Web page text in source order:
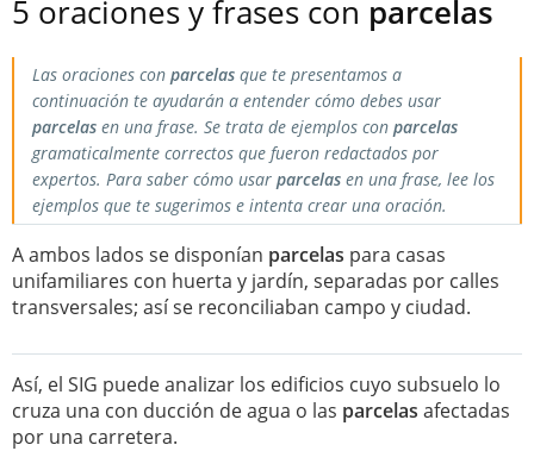
5 oraciones y frases con parcelas
Las oraciones con parcelas que te presentamos a
continuación te ayudarán a entender cómo debes usar
parcelas en una frase. Se trata de ejemplos con parcelas
gramaticalmente correctos que fueron redactados por
expertos. Para saber cómo usar parcelas en una frase, lee los
ejemplos que te sugerimos e intenta crear una oración.
A ambos lados se disponían parcelas para casas
unifamiliares con huerta y jardín, separadas por calles
transversales; así se reconciliaban campo y ciudad.
Así, el SIG puede analizar los edificios cuyo subsuelo lo
cruza una con ducción de agua o las parcelas afectadas
por una carretera.